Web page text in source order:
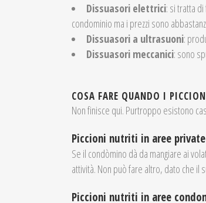
Dissuasori elettrici: si tratta
condominio ma i prezzi sono
Dissuasori a ultrasuoni:
Dissuasori meccanici: sono
COSA FARE QUANDO I
Non finisce qui. Purtroppo esistono
Piccioni nutriti in aree private
Se il condòmino dà da mangiare ai
attività. Non può fare altro, dato che il
Piccioni nutriti in aree